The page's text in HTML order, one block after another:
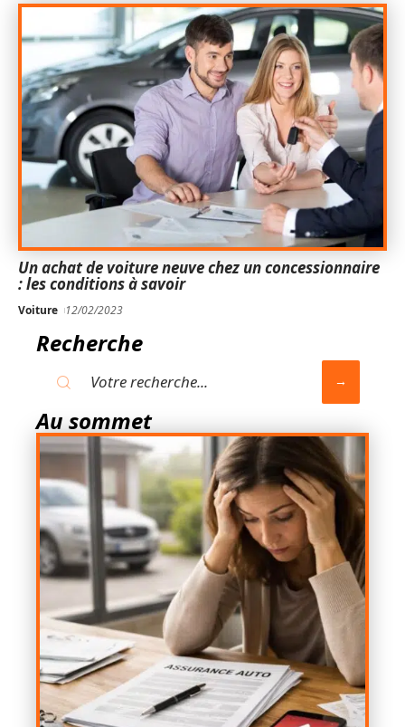
Un achat de voiture neuve chez un concessionnaire
: les conditions à savoir
Voiture 12/02/2023
Recherche
Au sommet